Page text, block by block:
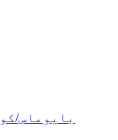
بایوماس/